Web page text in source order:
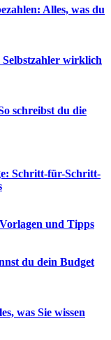
Alles, was du
Selbstzahler wirklich
schreibst du die
Schritt-für-Schritt-
und Tipps
du dein Budget
was Sie wissen